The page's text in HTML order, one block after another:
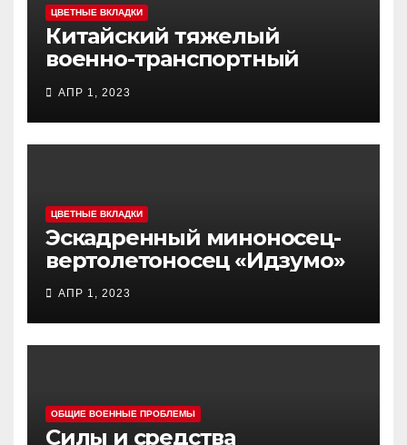
ЦВЕТНЫЕ ВКЛАДКИ
Китайский тяжелый
военно-транспортный
самолет (BTC) Y-20
(«ЮНЬ-20») «Куньпин»
АПР 1, 2023
ЦВЕТНЫЕ ВКЛАДКИ
Эскадренный миноносец-
вертолетоносец «Идзумо»
АПР 1, 2023
ОБЩИЕ ВОЕННЫЕ ПРОБЛЕМЫ
Силы и средства